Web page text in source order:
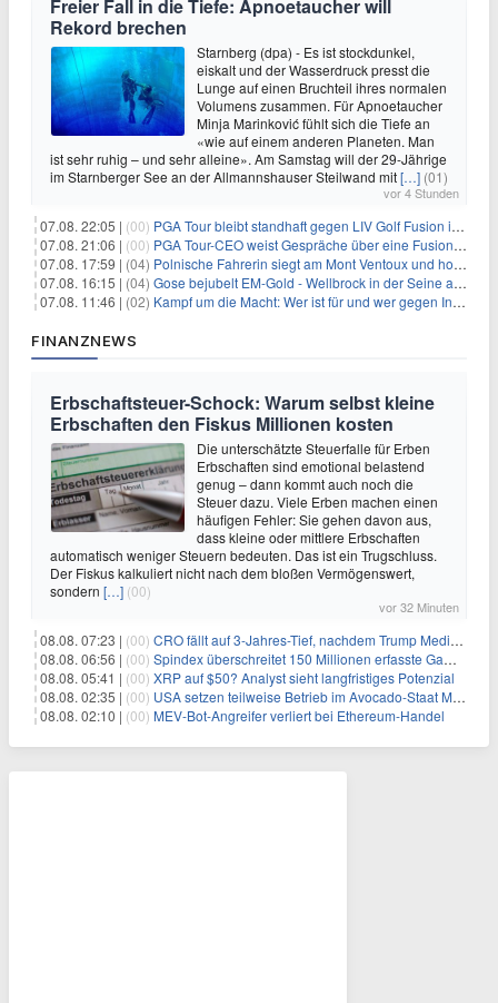
Freier Fall in die Tiefe: Apnoetaucher will
Rekord brechen
Starnberg (dpa) - Es ist stockdunkel,
eiskalt und der Wasserdruck presst die
Lunge auf einen Bruchteil ihres normalen
Volumens zusammen. Für Apnoetaucher
Minja Marinković fühlt sich die Tiefe an
«wie auf einem anderen Planeten. Man
ist sehr ruhig – und sehr alleine». Am Samstag will der 29-Jährige
im Starnberger See an der Allmannshauser Steilwand mit[…] (01)
vor 4 Stunden
07.08. 22:05 | (00) PGA Tour bleibt standhaft gegen LIV Golf Fusion in einem sich wandelnden Sportumfeld
07.08. 21:06 | (00) PGA Tour-CEO weist Gespräche über eine Fusion mit LIV Golf zurück und bekräftigt die Wettbewerbslandschaft
07.08. 17:59 | (04) Polnische Fahrerin siegt am Mont Ventoux und holt Tour-Gelb
07.08. 16:15 | (04) Gose bejubelt EM-Gold - Wellbrock in der Seine ausgebremst
07.08. 11:46 | (02) Kampf um die Macht: Wer ist für und wer gegen Infantino?
FINANZNEWS
Erbschaftsteuer-Schock: Warum selbst kleine
Erbschaften den Fiskus Millionen kosten
Die unterschätzte Steuerfalle für Erben
Erbschaften sind emotional belastend
genug – dann kommt auch noch die
Steuer dazu. Viele Erben machen einen
häufigen Fehler: Sie gehen davon aus,
dass kleine oder mittlere Erbschaften
automatisch weniger Steuern bedeuten. Das ist ein Trugschluss.
Der Fiskus kalkuliert nicht nach dem bloßen Vermögenswert,
sondern […] (00)
vor 32 Minuten
08.08. 07:23 | (00) CRO fällt auf 3-Jahres-Tief, nachdem Trump Media zwei große Crypto.com-Deals storniert
08.08. 06:56 | (00) Spindex überschreitet 150 Millionen erfasste Gaming-Ereignisse in Echtzeit-Datenpipeline
08.08. 05:41 | (00) XRP auf $50? Analyst sieht langfristiges Potenzial
08.08. 02:35 | (00) USA setzen teilweise Betrieb im Avocado-Staat Michoacán in Mexiko wieder in Gang
08.08. 02:10 | (00) MEV-Bot-Angreifer verliert bei Ethereum-Handel